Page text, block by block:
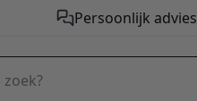
Persoonlijk advies